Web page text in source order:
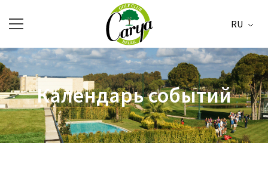
RU
Календарь событий